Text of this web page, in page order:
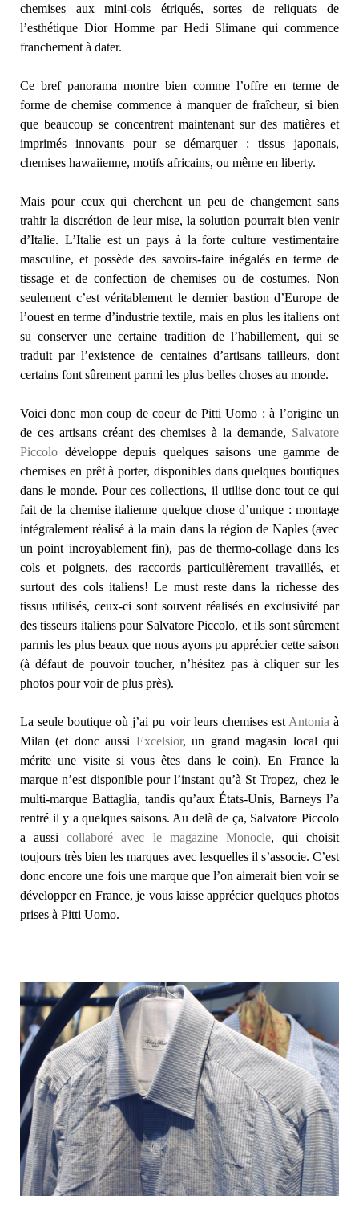
chemises aux mini-cols étriqués, sortes de reliquats de
l’esthétique Dior Homme par Hedi Slimane qui commence
franchement à dater.
Ce bref panorama montre bien comme l’offre en terme de
forme de chemise commence à manquer de fraîcheur, si bien
que beaucoup se concentrent maintenant sur des matières et
imprimés innovants pour se démarquer : tissus japonais,
chemises hawaiienne, motifs africains, ou même en liberty.
Mais pour ceux qui cherchent un peu de changement sans
trahir la discrétion de leur mise, la solution pourrait bien venir
d’Italie. L’Italie est un pays à la forte culture vestimentaire
masculine, et possède des savoirs-faire inégalés en terme de
tissage et de confection de chemises ou de costumes. Non
seulement c’est véritablement le dernier bastion d’Europe de
l’ouest en terme d’industrie textile, mais en plus les italiens ont
su conserver une certaine tradition de l’habillement, qui se
traduit par l’existence de centaines d’artisans tailleurs, dont
certains font sûrement parmi les plus belles choses au monde.
Voici donc mon coup de coeur de Pitti Uomo : à l’origine un
de ces artisans créant des chemises à la demande, Salvatore
Piccolo développe depuis quelques saisons une gamme de
chemises en prêt à porter, disponibles dans quelques boutiques
dans le monde. Pour ces collections, il utilise donc tout ce qui
fait de la chemise italienne quelque chose d’unique : montage
intégralement réalisé à la main dans la région de Naples (avec
un point incroyablement fin), pas de thermo-collage dans les
cols et poignets, des raccords particulièrement travaillés, et
surtout des cols italiens! Le must reste dans la richesse des
tissus utilisés, ceux-ci sont souvent réalisés en exclusivité par
des tisseurs italiens pour Salvatore Piccolo, et ils sont sûrement
parmis les plus beaux que nous ayons pu apprécier cette saison
(à défaut de pouvoir toucher, n’hésitez pas à cliquer sur les
photos pour voir de plus près).
La seule boutique où j’ai pu voir leurs chemises est Antonia à
Milan (et donc aussi Excelsior, un grand magasin local qui
mérite une visite si vous êtes dans le coin). En France la
marque n’est disponible pour l’instant qu’à St Tropez, chez le
multi-marque Battaglia, tandis qu’aux États-Unis, Barneys l’a
rentré il y a quelques saisons. Au delà de ça, Salvatore Piccolo
a aussicollaboré avec le magazine Monocle, qui choisit
toujours très bien les marques avec lesquelles il s’associe. C’est
donc encore une fois une marque que l’on aimerait bien voir se
développer en France, je vous laisse apprécier quelques photos
prises à Pitti Uomo.